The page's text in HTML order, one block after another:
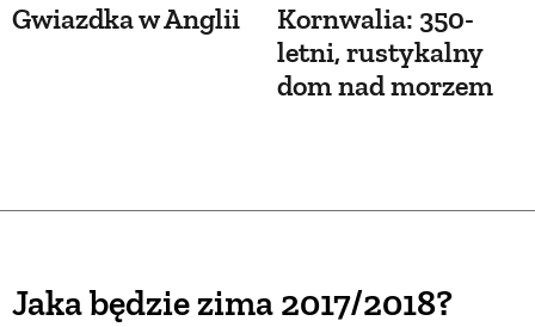
Gwiazdka w Anglii
Kornwalia: 350-
letni, rustykalny
dom nad morzem
Jaka będzie zima 2017/2018?